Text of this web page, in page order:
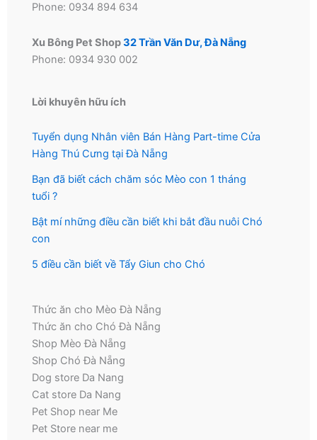
Phone: 0934 894 634
Xu Bông Pet Shop32 Trần Văn Dư, Đà Nẵng
Phone: 0934 930 002
Lời khuyên hữu ích
Tuyển dụng Nhân viên Bán Hàng Part-time Cửa
Hàng Thú Cưng tại Đà Nẵng
Bạn đã biết cách chăm sóc Mèo con 1 tháng
tuổi ?
Bật mí những điều cần biết khi bắt đầu nuôi Chó
con
5 điều cần biết về Tẩy Giun cho Chó
Thức ăn cho Mèo Đà Nẵng
Thức ăn cho Chó Đà Nẵng
Shop Mèo Đà Nẵng
Shop Chó Đà Nẵng
Dog store Da Nang
Cat store Da Nang
Pet Shop near Me
Pet Store near me